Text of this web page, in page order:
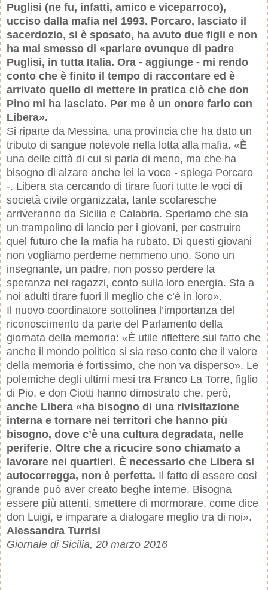
Puglisi (ne fu, infatti, amico e viceparroco),
ucciso dalla mafia nel 1993. Porcaro, lasciato il
sacerdozio, si è sposato, ha avuto due figli e non
ha mai smesso di «parlare ovunque di padre
Puglisi, in tutta Italia. Ora - aggiunge - mi rendo
conto che è finito il tempo di raccontare ed è
arrivato quello di mettere in pratica ciò che don
Pino mi ha lasciato. Per me è un onore farlo con
Libera».
Si riparte da Messina, una provincia che ha dato un
tributo di sangue notevole nella lotta alla mafia. «È
una delle città di cui si parla di meno, ma che ha
bisogno di alzare anche lei la voce - spiega Porcaro
-. Libera sta cercando di tirare fuori tutte le voci di
società civile organizzata, tante scolaresche
arriveranno da Sicilia e Calabria. Speriamo che sia
un trampolino di lancio per i giovani, per costruire
quel futuro che la mafia ha rubato. Di questi giovani
non vogliamo perderne nemmeno uno. Sono un
insegnante, un padre, non posso perdere la
speranza nei ragazzi, conto sulla loro energia. Sta a
noi adulti tirare fuori il meglio che c’è in loro».
Il nuovo coordinatore sottolinea l’importanza del
riconoscimento da parte del Parlamento della
giornata della memoria: «È utile riflettere sul fatto che
anche il mondo politico si sia reso conto che il valore
della memoria è fortissimo, che non va disperso». Le
polemiche degli ultimi mesi tra Franco La Torre, figlio
di Pio, e don Ciotti hanno dimostrato che, però,
anche Libera «ha bisogno di una rivisitazione
interna e tornare nei territori che hanno più
bisogno, dove c’è una cultura degradata, nelle
periferie. Oltre che a ricucire sono chiamato a
lavorare nei quartieri. È necessario che Libera si
autocorregga, non è perfetta. Il fatto di essere così
grande può aver creato beghe interne. Bisogna
essere più attenti, smettere di mormorare, come dice
don Luigi, e imparare a dialogare meglio tra di noi».
Alessandra Turrisi
Giornale di Sicilia, 20 marzo 2016